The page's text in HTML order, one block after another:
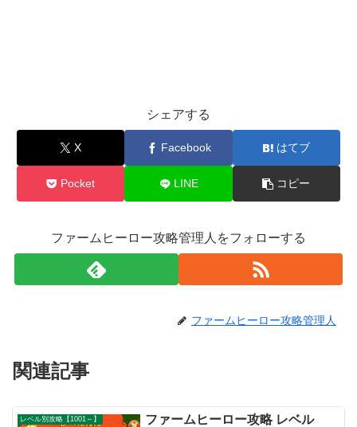
シェアする
X Facebook はてブ
Pocket LINE コピー
ファームヒーロー攻略管理人をフォローする
ファームヒーロー攻略管理人
関連記事
レベル別攻略【1001～】
ファームヒーロー攻略 レベル